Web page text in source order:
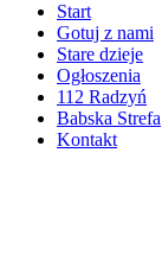
Start
Gotuj z nami
Stare dzieje
Ogłoszenia
112 Radzyń
Babska Strefa
Kontakt